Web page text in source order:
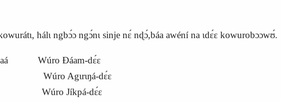
hálɩ ngbɔ́ɔ ngɔ́nɩ sinje nɛ́ nɖɔ́,báa awéní na ɩdɛ́ɛ kowurobɔɔwʊ́.
daá Wúro Ɖáam-dɛ́ɛ
Wúro Agɩrɩŋá-dɛ́ɛ
Wúro Jíkpá-dɛ́ɛ